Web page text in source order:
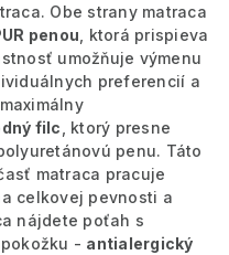
Obe strany matraca
penou , ktorá prispieva
umožňuje výmenu
preferencií a
filc , ktorý presne
penu. Táto
matraca pracuje
celkovej pevnosti a
nájdete poťah s
- antialergický